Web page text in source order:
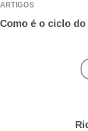
ARTIGOS
Como é o ciclo do